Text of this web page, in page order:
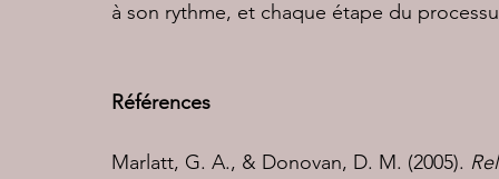
à son rythme, et chaque étape du
Références
Marlatt, G. A., & Donovan, D. M. (2005).